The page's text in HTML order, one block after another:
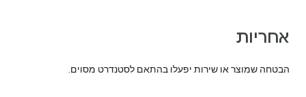
אחריות
הבטחה שמוצר או שירות יפעלו בהתאם לסטנדרט מסוים.